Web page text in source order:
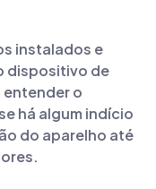
instalados e
dispositivo de
entender o
há algum indício
do aparelho até